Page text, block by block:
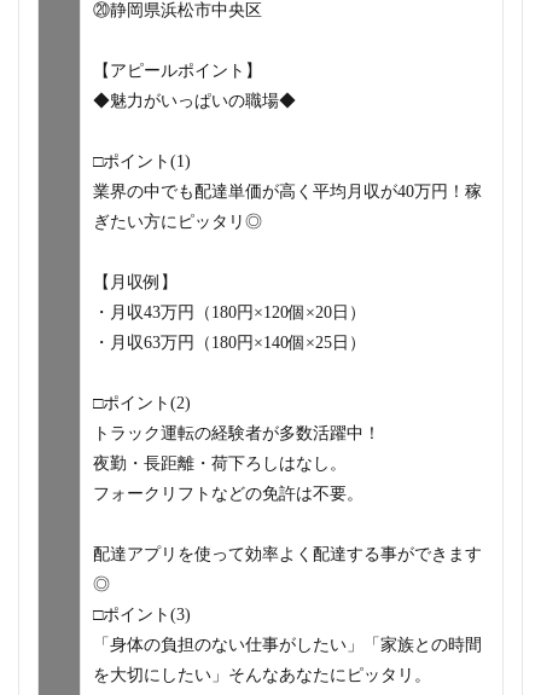
⑳静岡県浜松市中央区
【アピールポイント】
◆魅力がいっぱいの職場◆
□ポイント(1)
業界の中でも配達単価が高く平均月収が40万円！稼
ぎたい方にピッタリ◎
【月収例】
・月収43万円（180円×120個×20日）
・月収63万円（180円×140個×25日）
□ポイント(2)
トラック運転の経験者が多数活躍中！
夜勤・長距離・荷下ろしはなし。
フォークリフトなどの免許は不要。
配達アプリを使って効率よく配達する事ができます
◎
□ポイント(3)
「身体の負担のない仕事がしたい」「家族との時間
を大切にしたい」そんなあなたにピッタリ。